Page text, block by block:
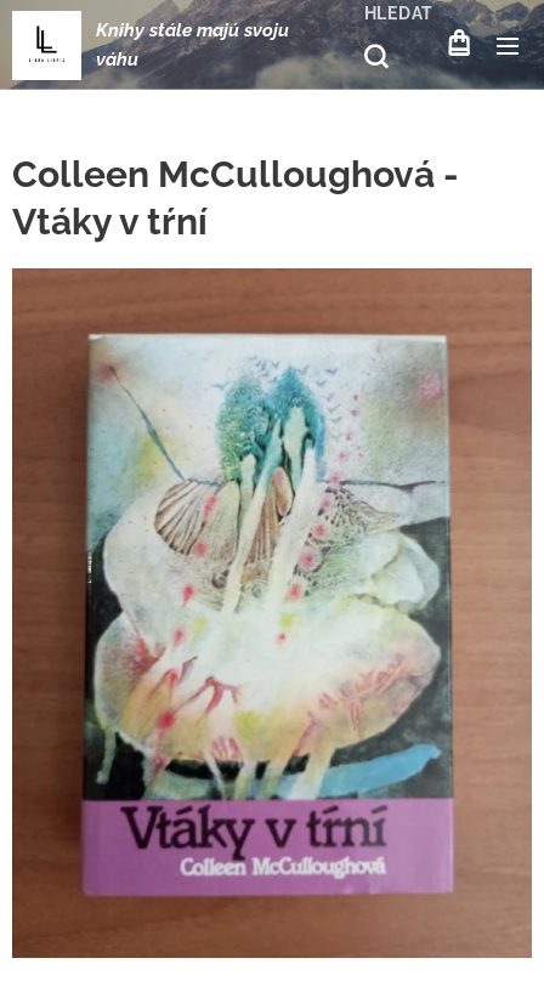
Knihy stále majú svoju
váhu
HLEDAT
Colleen McCulloughová -
Vtáky v tŕní